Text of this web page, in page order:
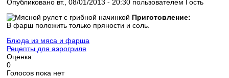
Опубликовано вт., 08/01/2013 - 20:30 пользователем Гость
Приготовление:
В фарш положить только пряности и соль.
Блюда из мяса и фарша
Рецепты для аэрогриля
Оценка:
0
Голосов пока нет